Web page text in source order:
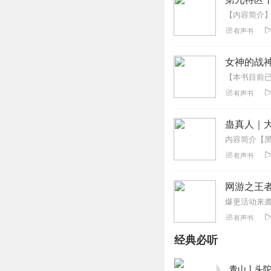
有声书
女神的战
有声书
蛊真人｜
有声书
网游之王
有声书
经典必听